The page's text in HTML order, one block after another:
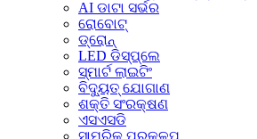
AI ଡାଟା ସର୍ଭର
ରୋବୋଟ୍
ଡ୍ରୋନ୍
LED ଡିସ୍‌ପ୍ଲେ
ସ୍ମାର୍ଟ ଲାଇଟିଂ
ବିଦ୍ୟୁତ୍ ଯୋଗାଣ
ଶକ୍ତି ସଂରକ୍ଷଣ
ଏସଏସଡି
ସାମରିକ ପ୍ରକଳ୍ପ